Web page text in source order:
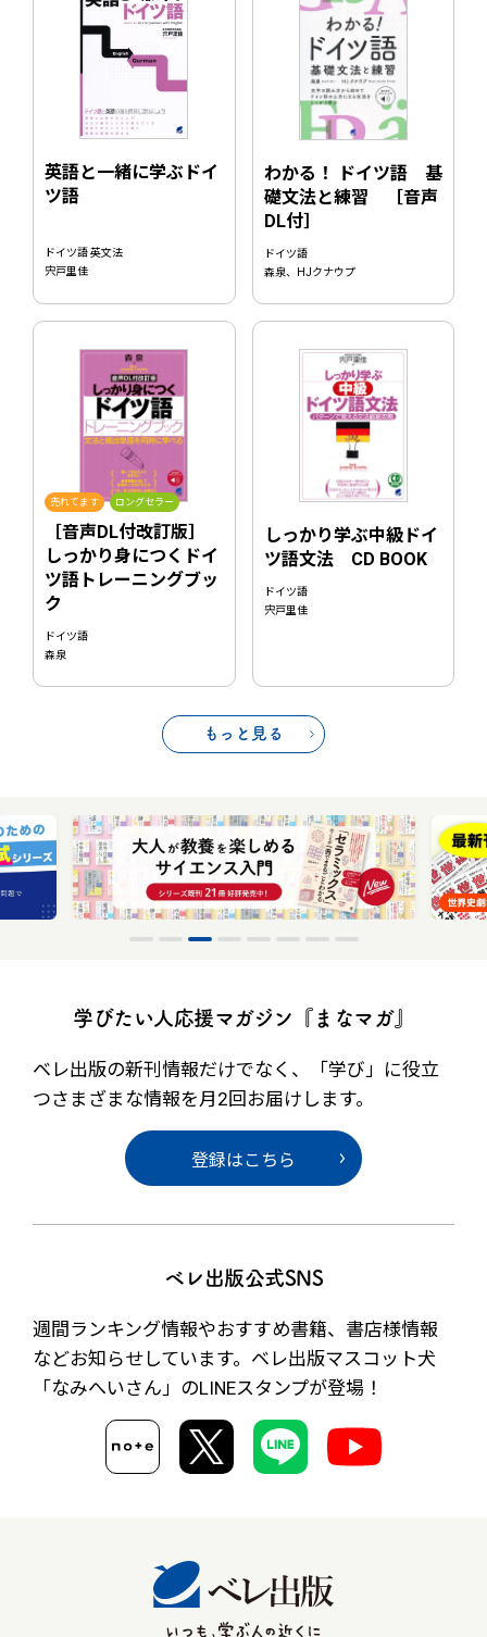
英語と一緒に学ぶドイ
ツ語
ドイツ語 英文法
宍戸里佳
わかる！ ドイツ語 基
礎文法と練習 ［音声
DL付］
ドイツ語
森泉、HJクナウプ
売れてます ロングセラー
［音声DL付改訂版］
しっかり身につくドイ
ツ語トレーニングブッ
ク
ドイツ語
森泉
しっかり学ぶ中級ドイ
ツ語文法 CD BOOK
ドイツ語
宍戸里佳
もっと見る
学びたい人応援マガジン『まなマガ』
ベレ出版の新刊情報だけでなく、
「学び」に役立
つさまざまな情報を月2回お届けします。
登録はこちら
ベレ出版公式SNS
週間ランキング情報やおすすめ書籍、書店様情報
などお知らせしています。ベレ出版マスコット犬
「なみへいさん」のLINEスタンプが登場！